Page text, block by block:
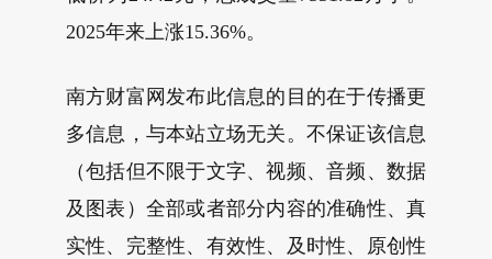
2025年来上涨15.36%。
南方财富网发布此信息的目的在于传播更
多信息，与本站立场无关。不保证该信息
（包括但不限于文字、视频、音频、数据
及图表）全部或者部分内容的准确性、真
实性、完整性、有效性、及时性、原创性